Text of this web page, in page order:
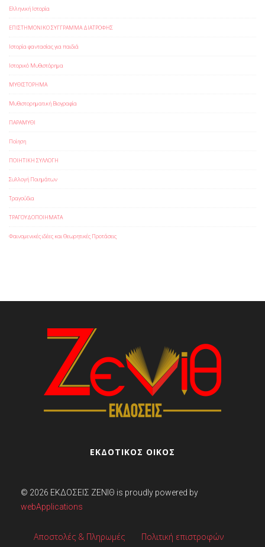
Ελληνική Ιστορία
ΕΠΙΣΤΗΜΟΝΙΚΟ ΣΥΓΓΡΑΜΜΑ ΔΙΑΤΡΟΦΗΣ
Ιστορία φαντασίας για παιδιά
Ιστορικό Μυθιστόρημα
ΜΥΘΙΣΤΟΡΗΜΑ
Μυθιστορηματική Βιογραφία
ΠΑΡΑΜΥΘΙ
Ποίηση
ΠΟΙΗΤΙΚΗ ΣΥΛΛΟΓΗ
Συλλογή Ποιημάτων
Τραγούδια
ΤΡΑΓΟΥΔΟΠΟΙΗΜΑΤΑ
Φαινομενικές ιδέες και Θεωρητικές Προτάσεις
ΕΚΔΟΤΙΚΟΣ ΟΙΚΟΣ
© 2026 ΕΚΔΌΣΕΙΣ ΖΕΝΊΘ is proudly powered by
webApplications
Αποστολές & Πληρωμές Πολιτική επιστροφών